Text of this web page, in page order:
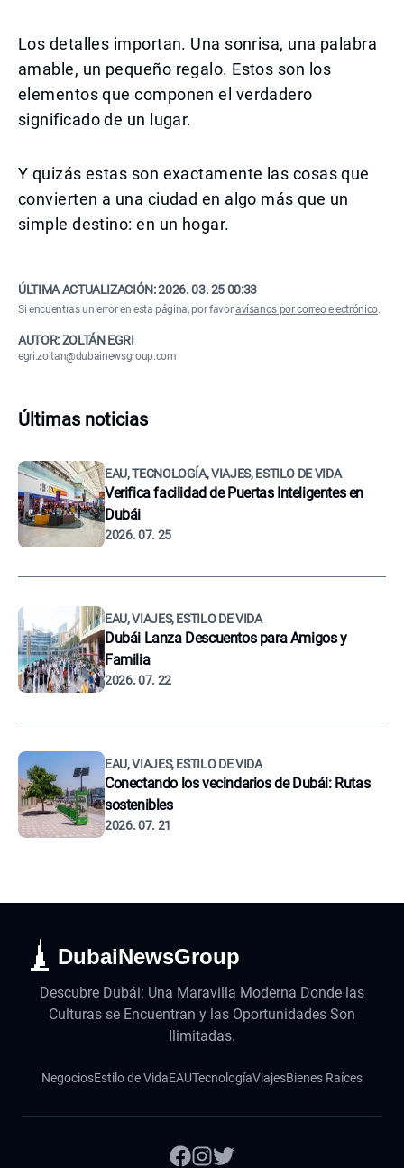
Los detalles importan. Una sonrisa, una palabra
amable, un pequeño regalo. Estos son los
elementos que componen el verdadero
significado de un lugar.
Y quizás estas son exactamente las cosas que
convierten a una ciudad en algo más que un
simple destino: en un hogar.
ÚLTIMA ACTUALIZACIÓN:2026. 03. 25 00:33
Si encuentras un error en esta página, por favoravísanos por correo electrónico.
AUTOR: ZOLTÁN EGRI
egri.zoltan@dubainewsgroup.com
Últimas noticias
EAU, TECNOLOGÍA, VIAJES, ESTILO DE VIDA
Verifica facilidad de Puertas Inteligentes en
Dubái
2026. 07. 25
EAU, VIAJES, ESTILO DE VIDA
Dubái Lanza Descuentos para Amigos y
Familia
2026. 07. 22
EAU, VIAJES, ESTILO DE VIDA
Conectando los vecindarios de Dubái: Rutas
sostenibles
2026. 07. 21
DubaiNewsGroup
Descubre Dubái: Una Maravilla Moderna Donde las
Culturas se Encuentran y las Oportunidades Son
Ilimitadas.
NegociosEstilo de VidaEAUTecnologíaViajesBienes Raíces